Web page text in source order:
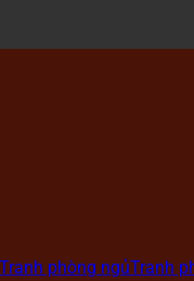
Tranh phòng ngủTranh